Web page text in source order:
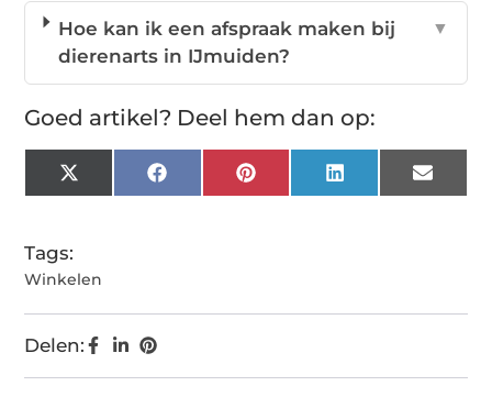
Hoe kan ik een afspraak maken bij
dierenarts in IJmuiden?
▼
Goed artikel? Deel hem dan op:
X
(Twitter)
FacebookPinterest LinkedIn Email
Tags:
Winkelen
Delen: